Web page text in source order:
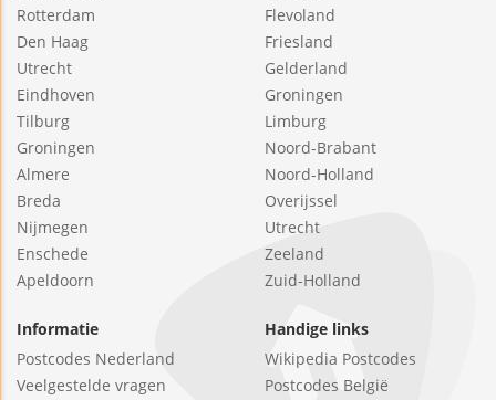
Rotterdam
Den Haag
Utrecht
Eindhoven
Tilburg
Groningen
Almere
Breda
Nijmegen
Enschede
Apeldoorn
Flevoland
Friesland
Gelderland
Groningen
Limburg
Noord-Brabant
Noord-Holland
Overijssel
Utrecht
Zeeland
Zuid-Holland
Informatie
Postcodes Nederland
Veelgestelde vragen
Handige links
Wikipedia Postcodes
Postcodes België